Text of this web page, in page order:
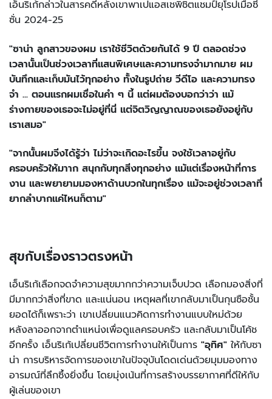
เอ็นริเก้กล่าวในสารคดีหลังเขาพาเปแอสเชพิชิตแชมป์ยุโรปเมื่อซี
ซั่น 2024-25
"ซาน่า ลูกสาวของผม เราใช้ชีวิตด้วยกันได้ 9 ปี ตลอดช่วง
เวลานั้นเป็นช่วงเวลาที่แสนพิเศษและความทรงจำมากมาย ผม
บันทึกและเก็บมันไว้ทุกอย่าง ทั้งในรูปถ่าย วีดีโอ และความทรง
จำ ... ตอนแรกผมเชื่อในคำ ๆ นี้ แต่ผมต้องบอกว่าว่า แม้
ร่างกายของเธอจะไม่อยู่ที่นี่ แต่จิตวิญญาณของเธอยังอยู่กับ
เราเสมอ"
"จากนั้นผมจีงได้รู้ว่า ไม่ว่าจะเกิดอะไรขึ้น จงใช้เวลาอยู่กับ
ครอบครัวให้มาาก สนุกกับทุกสิ่งทุกอย่าง แม้แต่เรื่องหน้าที่การ
งาน และพยายามมองหาด้านบวกในทุกเรื่อง แม้จะอยู่ช่วงเวลาที่
ยากลำบากแค่ไหนก็ตาม"
สุขกับเรื่องราวตรงหน้า
เอ็นริเก้เลือกจดจำความสุขมากกว่าความเจ็บปวด เลือกมองสิ่งที่
มีมากกว่าสิ่งที่ขาด และแน่นอน เหตุผลที่เขากลับมาเป็นกุนซือชั้น
ยอดได้ก็เพราะว่า เขาเปลี่ยนแนวคิดการทำงานแบบใหม่ด้วย
หลังลาออกจากตำแหน่งเพื่อดูแลครอบครัว และกลับมาเป็นโค้ช
อีกครั้ง เอ็นริเก้เปลี่ยนชีวิตการทำงานให้เป็นการ "อุทิศ" ให้กับซา
น่า การบริหารจัดการของเขาในปัจจุบันโดดเด่นด้วยมุมมองทาง
อารมณ์ที่ลึกซึ้งยิ่งขึ้น โดยมุ่งเน้นที่การสร้างบรรยากาศที่ดีให้กับ
ผู้เล่นของเขา